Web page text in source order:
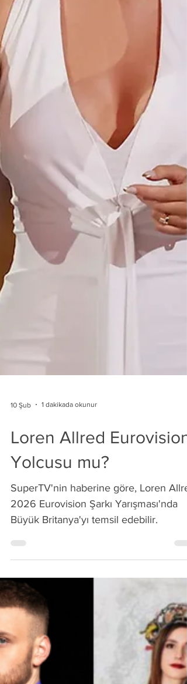
Loren Allred Eurovision
Yolcusu mu?
SuperTV'nin haberine göre, Loren
2026 Eurovision Şarkı Yarışması'nda
Büyük Britanya'yı temsil edebilir.